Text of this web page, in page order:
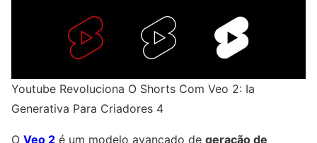
Youtube Revoluciona O Shorts Com Veo 2: Ia
Generativa Para Criadores 4
O Veo 2 é um modelo avançado de geração de